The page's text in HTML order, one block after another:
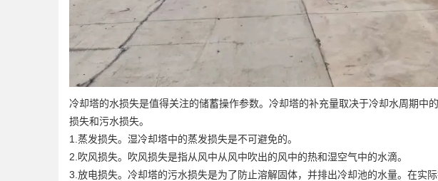
冷却塔的水损失是值得关注的储蓄操作参数。冷却塔的补充量取决于冷却水周期中
损失和污水损失。
1.蒸发损失。湿冷却塔中的蒸发损失是不可避免的。
2.吹风损失。吹风损失是指从风中从风中吹出的风中的热和湿空气中的水滴。
3.放电损失。冷却塔的污水损失是为了防止溶解固体，并排出冷却池的水量。在实